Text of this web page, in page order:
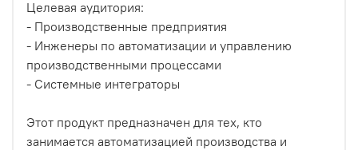
Целевая аудитория:
- Производственные предприятия
- Инженеры по автоматизации и управлению
производственными процессами
- Системные интеграторы
Этот продукт предназначен для тех, кто
занимается автоматизацией производства и